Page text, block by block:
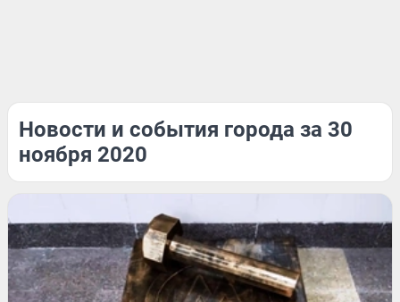
Новости и события города за 30
ноября 2020